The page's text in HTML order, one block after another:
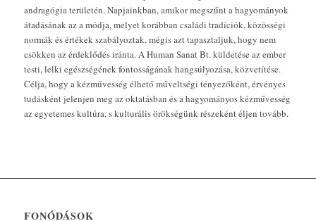
andragógia területén. Napjainkban, amikor megszűnt a hagyományok
átadásának az a módja, melyet korábban családi tradíciók, közösségi
normák és értékek szabályoztak, mégis azt tapasztaljuk, hogy nem
csökken az érdeklődés iránta. A Human Sanat Bt. küldetése az ember
testi, lelki egészségének fontosságának hangsúlyozása, közvetítése.
Célja, hogy a kézművesség élhető műveltségi tényezőként, érvényes
tudásként jelenjen meg az oktatásban és a hagyományos kézművesség
az egyetemes kultúra, s kulturális örökségünk részeként éljen tovább.
FONÓDÁSOK